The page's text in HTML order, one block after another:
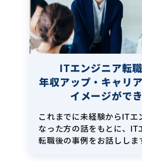
ITエンジニア転
年収アップ・キャリ
イメージがで
これまでに未経験からITエ
なった方の話をもとに、IT
転職後の事例をお話ししま